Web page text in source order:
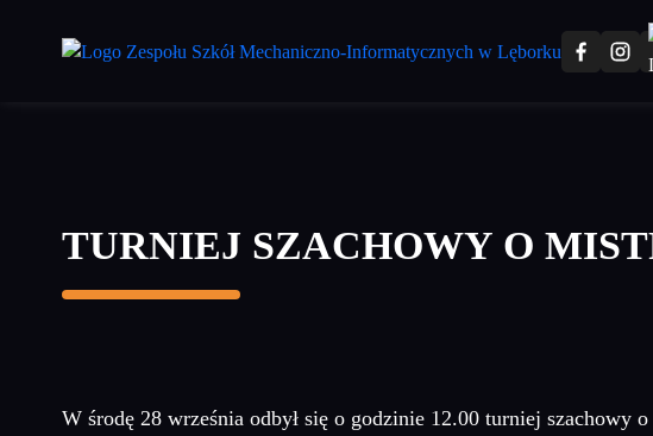
TURNIEJ SZACHOWY O
W środę 28 września odbył się o godzinie 12.00 turniej